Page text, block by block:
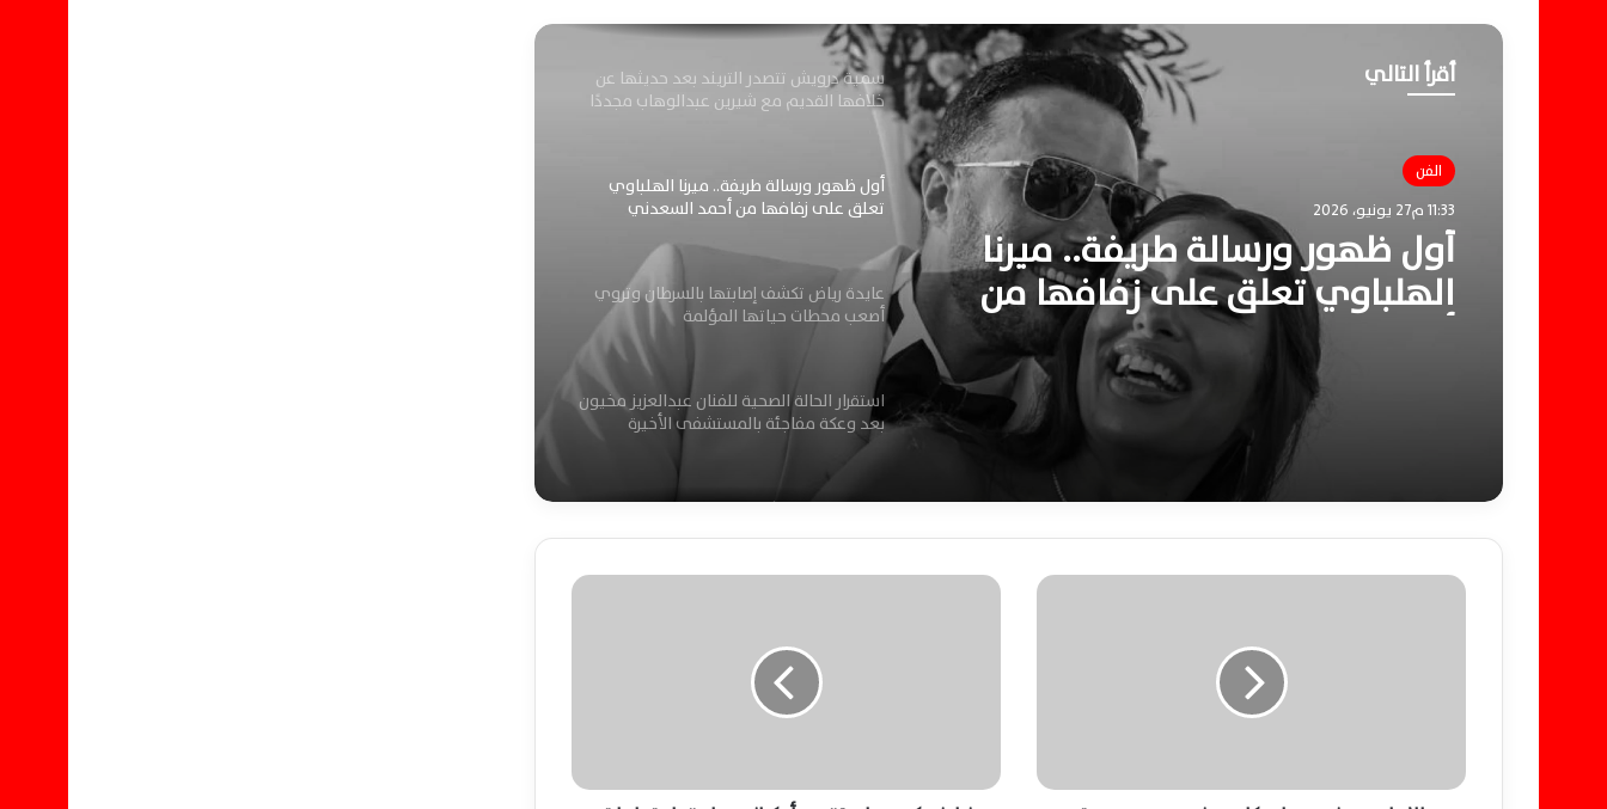
أقرأ التالي
الفن
11:33 م27 يونيو، 2026
أول ظهور ورسالة طريفة.. ميرنا
الهلباوي تعلق على زفافها من
أحمد السعدني
سمية درويش تتصدر التريند بعد حديثها عن
خلافها القديم مع شيرين عبدالوهاب مجددًا
أول ظهور ورسالة طريفة.. ميرنا الهلباوي
تعلق على زفافها من أحمد السعدني
عايدة رياض تكشف إصابتها بالسرطان وتروي
أصعب محطات حياتها المؤلمة
استقرار الحالة الصحية للفنان عبدالعزيز مخيون
بعد وعكة مفاجئة بالمستشفى الأخيرة
مى عز الدين تكشف سر سعادتها وزوجها
يعيد إليها الأمان
الرئيس السيسي ينعى هاني شاكر.. بكلمات
ا
ز
ز
ي